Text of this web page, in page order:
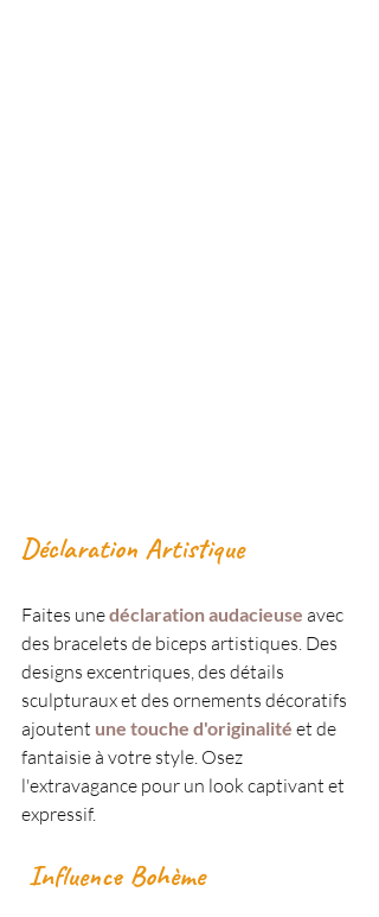
Déclaration Artistique
Faites une déclaration audacieuse avec
des bracelets de biceps artistiques. Des
designs excentriques, des détails
sculpturaux et des ornements décoratifs
ajoutent une touche d'originalité et de
fantaisie à votre style. Osez
l'extravagance pour un look captivant et
expressif.
Influence Bohème